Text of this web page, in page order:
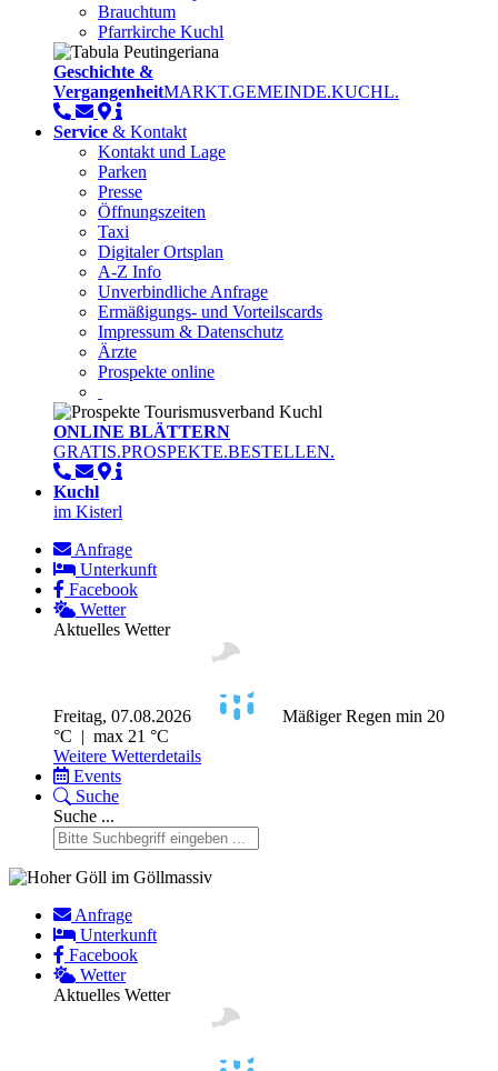
Brauchtum
Pfarrkirche Kuchl
Geschichte &
VergangenheitMARKT.GEMEINDE.KUCHL.
Service & Kontakt
Kontakt und Lage
Parken
Presse
Öffnungszeiten
Taxi
Digitaler Ortsplan
A-Z Info
Unverbindliche Anfrage
Ermäßigungs- und Vorteilscards
Impressum & Datenschutz
Ärzte
Prospekte online
ONLINE BLÄTTERN
GRATIS.PROSPEKTE.BESTELLEN.
Kuchl
im Kisterl
Anfrage
Unterkunft
Facebook
Wetter
Aktuelles Wetter
Freitag, 07.08.2026 Mäßiger Regen min 20
°C | max 21 °C
Weitere Wetterdetails
Events
Suche
Suche ...
Anfrage
Unterkunft
Facebook
Wetter
Aktuelles Wetter